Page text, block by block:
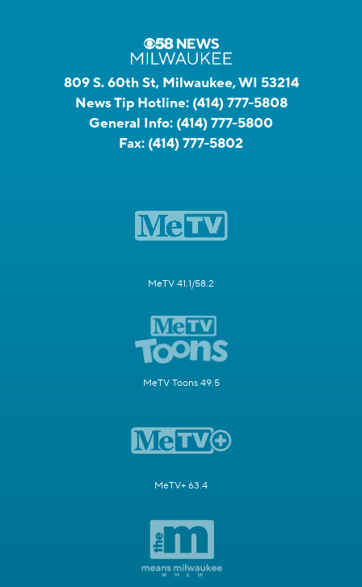
809 S. 60th St, Milwaukee, WI 53214
News Tip Hotline: (414) 777-5808
General Info: (414) 777-5800
Fax: (414) 777-5802
MeTV 41.1/58.2
MeTV Toons 49.5
MeTV+ 63.4